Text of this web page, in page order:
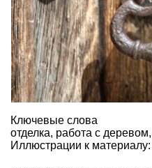
Ключевые слова
отделка, работа с деревом,
Иллюстрации к